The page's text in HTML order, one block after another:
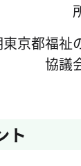
京都福祉
協議
ト